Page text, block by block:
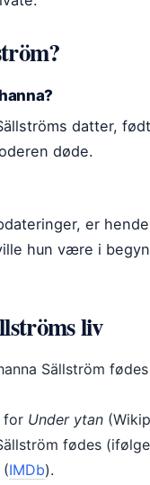
datter,
døde.
er
hun være i
liv
Sällström
for Under ytan
fødes
(IMDb).